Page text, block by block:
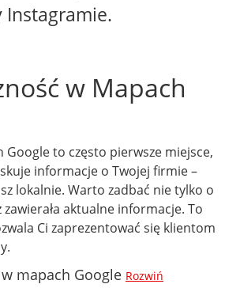
Instagramie.
w Mapach
Google to często pierwsze miejsce,
informacje o Twojej firmie –
lokalnie. Warto zadbać nie tylko o
zawierała aktualne informacje. To
Ci zaprezentować się klientom
mapach Google Rozwiń